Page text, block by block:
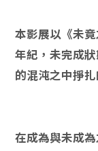
本影展以《未
年紀，未完成
的混沌之中掙扎
在成為與未成